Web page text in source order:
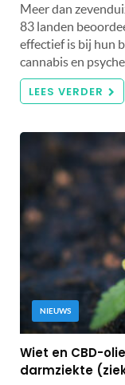
Meer dan
83 landen
effectief is bij hun
cannabis en
LEES VERDER
NIEUWS
Wiet en CBD-
darmziekte